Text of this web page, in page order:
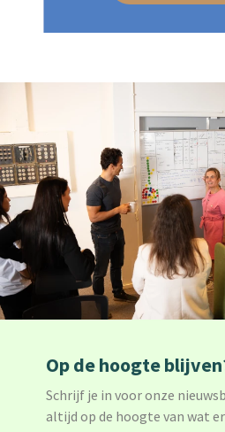
Op de hoogte
Schrijf je in voor onze
altijd op de hoogte van wat